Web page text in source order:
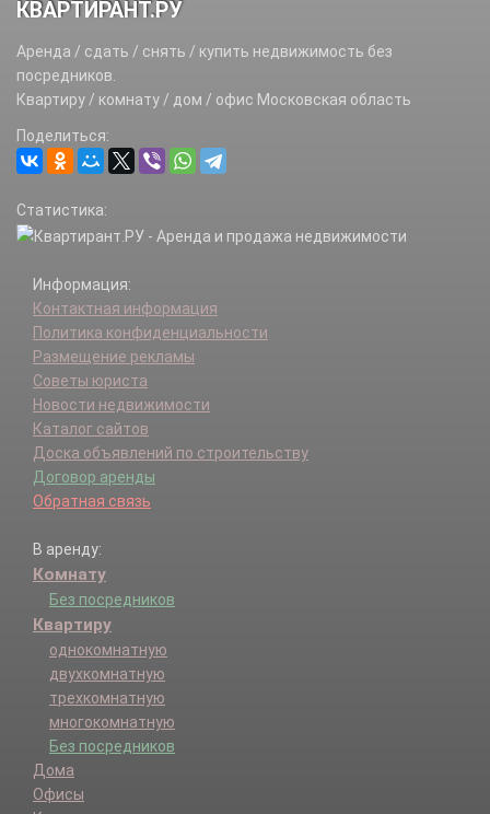
КВАРТИРАНТ.РУ
Аренда / сдать / снять / купить недвижимость без
посредников.
Квартиру / комнату / дом / офис Московская область
Поделиться:
Статистика:
Информация:
Контактная информация
Политика конфиденциальности
Размещение рекламы
Советы юриста
Новости недвижимости
Каталог сайтов
Доска объявлений по строительству
Договор аренды
Обратная связь
В аренду:
Комнату
Без посредников
Квартиру
однокомнатную
двухкомнатную
трехкомнатную
многокомнатную
Без посредников
Дома
Офисы